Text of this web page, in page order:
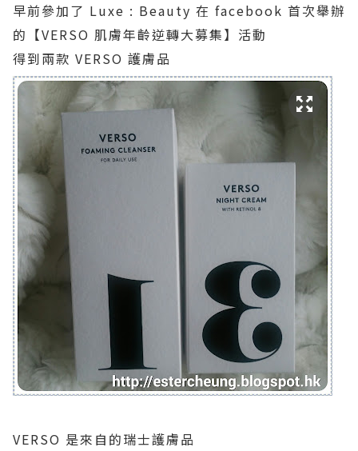
早前參加了 Luxe : Beauty 在 facebook 首次舉辦
的【VERSO 肌膚年齡逆轉大募集】活動
得到兩款 VERSO 護膚品
VERSO 是來自的瑞士護膚品